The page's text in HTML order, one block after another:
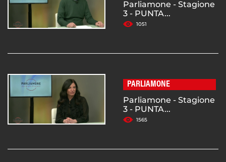
Parliamone - Stagione
3 - PUNTA...
1051
PARLIAMONE
Parliamone - Stagione
3 - PUNTA...
1565